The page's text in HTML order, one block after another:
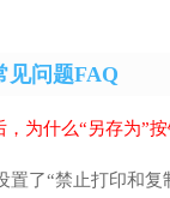
见问题FAQ
为什么“另存为”
置了“禁止打印和复